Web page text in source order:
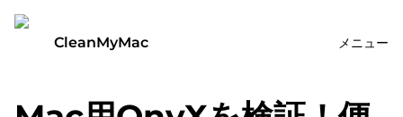
CleanMyMac メニュー